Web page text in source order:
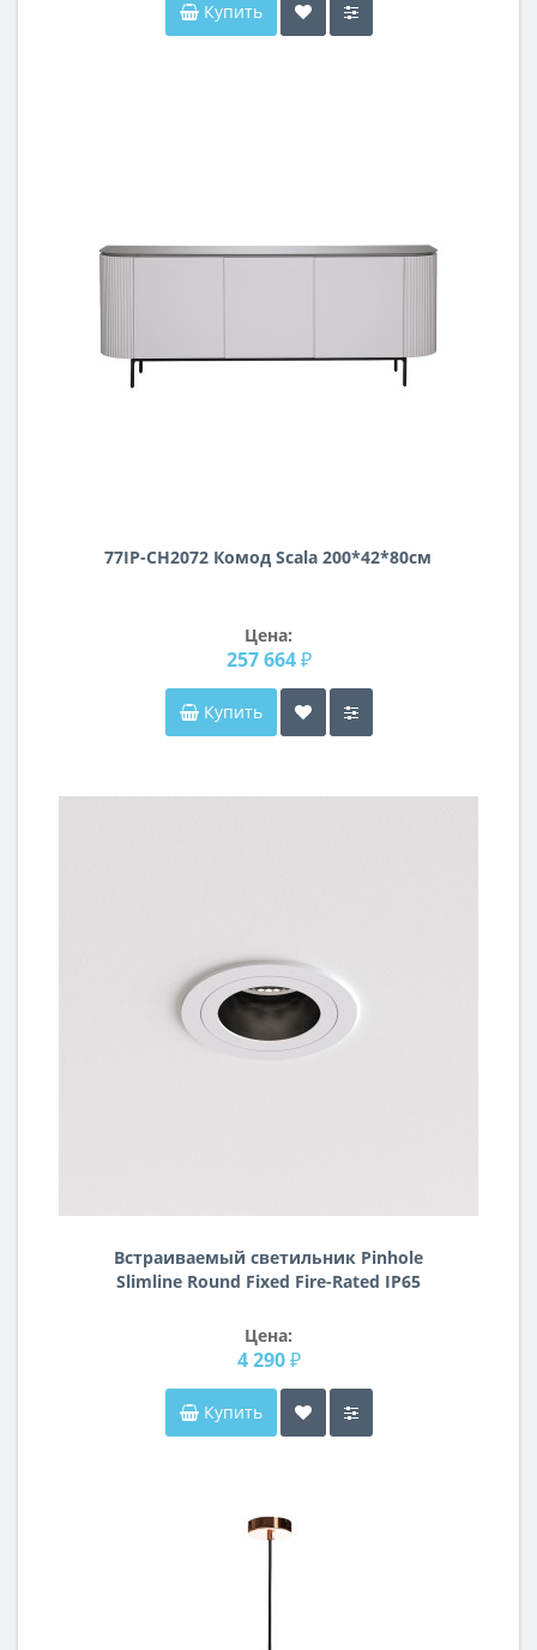
Купить
77IP-CH2072 Комод Scala 200*42*80см
Цена:
257 664 ₽
Купить
Встраиваемый светильник Pinhole
Slimline Round Fixed Fire-Rated IP65
Цена:
4 290 ₽
Купить